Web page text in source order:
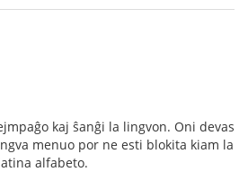
kaj ŝanĝi la lingvon. Oni devas
menuo por ne esti blokita kiam la
alfabeto.